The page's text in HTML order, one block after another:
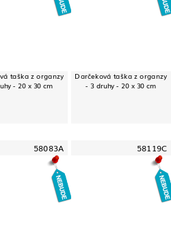
taška z organzy
- 20 x 30 cm
Darčeková taška z organzy
- 3 druhy - 20 x 30 cm
58083A 58119C